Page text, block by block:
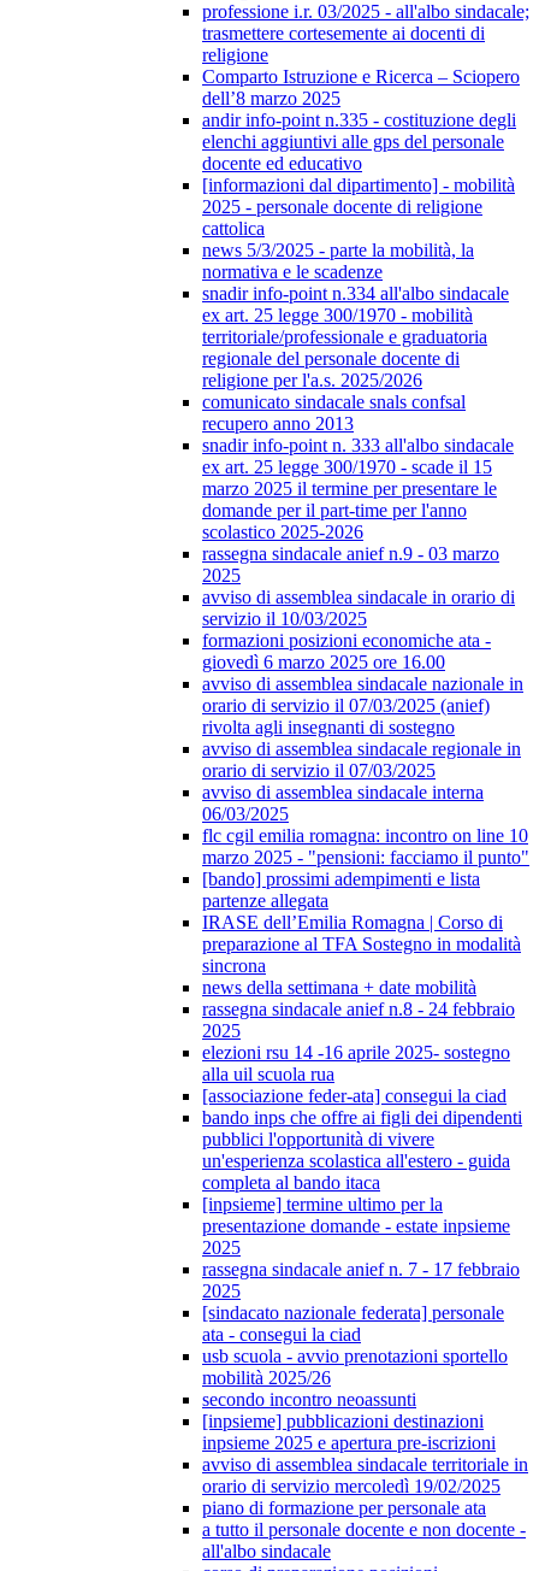
professione i.r. 03/2025 - all'albo sindacale;
trasmettere cortesemente ai docenti di
religione
Comparto Istruzione e Ricerca – Sciopero
dell’8 marzo 2025
andir info-point n.335 - costituzione degli
elenchi aggiuntivi alle gps del personale
docente ed educativo
[informazioni dal dipartimento] - mobilità
2025 - personale docente di religione
cattolica
news 5/3/2025 - parte la mobilità, la
normativa e le scadenze
snadir info-point n.334 all'albo sindacale
ex art. 25 legge 300/1970 - mobilità
territoriale/professionale e graduatoria
regionale del personale docente di
religione per l'a.s. 2025/2026
comunicato sindacale snals confsal
recupero anno 2013
snadir info-point n. 333 all'albo sindacale
ex art. 25 legge 300/1970 - scade il 15
marzo 2025 il termine per presentare le
domande per il part-time per l'anno
scolastico 2025-2026
rassegna sindacale anief n.9 - 03 marzo
2025
avviso di assemblea sindacale in orario di
servizio il 10/03/2025
formazioni posizioni economiche ata -
giovedì 6 marzo 2025 ore 16.00
avviso di assemblea sindacale nazionale in
orario di servizio il 07/03/2025 (anief)
rivolta agli insegnanti di sostegno
avviso di assemblea sindacale regionale in
orario di servizio il 07/03/2025
avviso di assemblea sindacale interna
06/03/2025
flc cgil emilia romagna: incontro on line 10
marzo 2025 - "pensioni: facciamo il punto"
[bando] prossimi adempimenti e lista
partenze allegata
IRASE dell’Emilia Romagna | Corso di
preparazione al TFA Sostegno in modalità
sincrona
news della settimana + date mobilità
rassegna sindacale anief n.8 - 24 febbraio
2025
elezioni rsu 14 -16 aprile 2025- sostegno
alla uil scuola rua
[associazione feder-ata] consegui la ciad
bando inps che offre ai figli dei dipendenti
pubblici l'opportunità di vivere
un'esperienza scolastica all'estero - guida
completa al bando itaca
[inpsieme] termine ultimo per la
presentazione domande - estate inpsieme
2025
rassegna sindacale anief n. 7 - 17 febbraio
2025
[sindacato nazionale federata] personale
ata - consegui la ciad
usb scuola - avvio prenotazioni sportello
mobilità 2025/26
secondo incontro neoassunti
[inpsieme] pubblicazioni destinazioni
inpsieme 2025 e apertura pre-iscrizioni
avviso di assemblea sindacale territoriale in
orario di servizio mercoledì 19/02/2025
piano di formazione per personale ata
a tutto il personale docente e non docente -
all'albo sindacale